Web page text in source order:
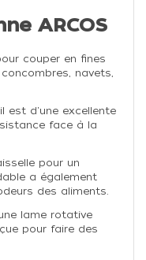
ARCOS
couper en fines
navets,
est d'une excellente
face à la
pour un
a également
des aliments.
lame rotative
pour faire des